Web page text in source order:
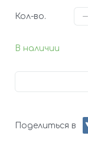
В наличии
Кол-во.
Поделиться в